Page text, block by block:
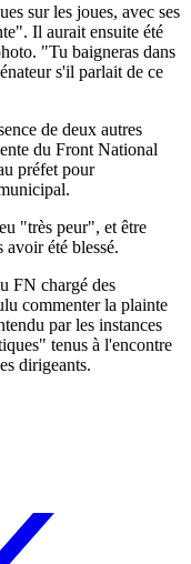
sur les joues, avec ses
Il aurait ensuite été
"Tu baigneras dans
s'il parlait de ce
de deux autres
du Front National
préfet pour
"très peur", et être
été blessé.
FN chargé des
commenter la plainte
par les instances
tenus à l'encontre
dirigeants.